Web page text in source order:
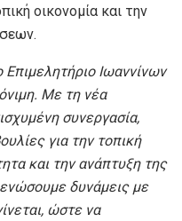
οικονομία και την
Ιωαννίνων
. Με τη νέα
συνεργασία,
για την τοπική
και την ανάπτυξη της
δυνάμεις με
ώστε να